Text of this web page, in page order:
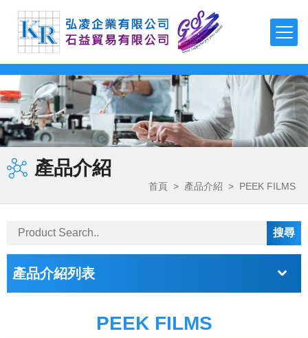
最新消息
公司簡介
產品介紹
µPOL™嵌入式DC-DC轉換器
吸波材 / 磁性片
透明導電薄膜
電容器
電感器
EMC對策產品
RF產品和模塊
電壓/過熱保護器件
壓電元件
TDK-LAMBDA
可編程直流電源(CVCC)
高壓電源
EMC濾波器
簡易恆流控制電源
AC-DC雙/多輸出電源
AC-DC單輸出電源
導軌電源
DC-DC電源
DC-DC雙向轉換器
FMI PUMPS
泵頭
泵頭驅動模組
高精度計量系統
OEM 泵/ 雙步進泵
控制器 / 馬達控制板
特殊泵浦 / 點滴器
周邊配件
FOT PUMPS
磁力驅動齒輪泵
旋轉葉片泵
磁力驅動旋轉葉片泵
計量控制系統
磁力驅動齒輪泵馬達裝置
電磁閥泵
系統泵
MVV GEAR PUMPS
聚氨酯-製程應用
製程計量
化學應用
超微量加工泵浦
熱熔膠–雙出口端
丙烯酸（壓克力）解決方案
快速換色系統
FDA 等級氣動隔膜泵
氣動雙隔膜泵浦
多功能測漏儀
電子調控計量泵浦
TEONEX Q83
PEEK FILMS
APTIV 2000 Series
APTIV 2100 Series
磁性流體
MAGNETIC BEADS
羧基磁珠
二氧化矽磁珠
鏈親和素磁珠
氨基磁珠
詢價系統
聯絡我們
產品介紹
首頁 > 產品介紹 > PEEK FILMS
產品介紹列表
PEEK FILMS